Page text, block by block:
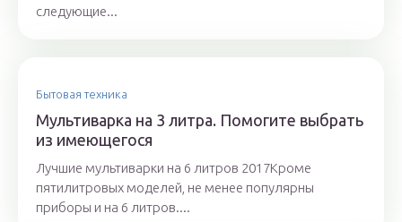
следующие...
Бытовая техника
Мультиварка на 3 литра. Помогите выбрать
из имеющегося
Лучшие мультиварки на 6 литров 2017Кроме
пятилитровых моделей, не менее популярны
приборы и на 6 литров....